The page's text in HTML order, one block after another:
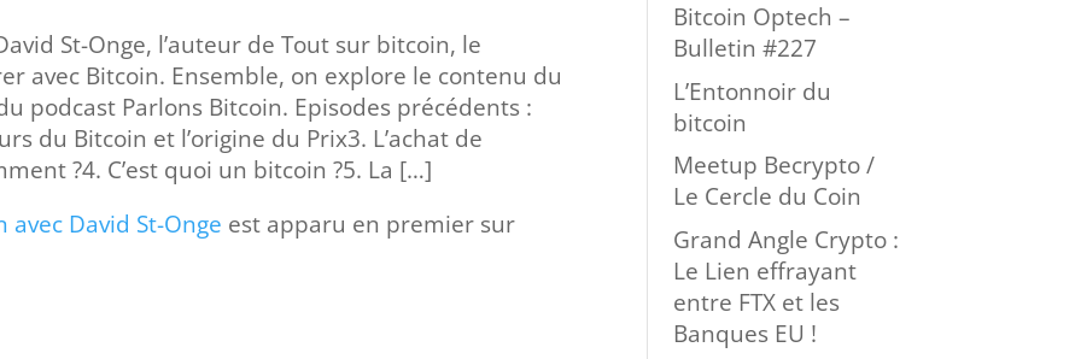
St-Onge, l’auteur de Tout sur bitcoin, le
avec Bitcoin. Ensemble, on explore le contenu du
podcast Parlons Bitcoin. Episodes précédents :
du Bitcoin et l’origine du Prix3. L’achat de
?4. C’est quoi un bitcoin ?5. La […]
David St-Onge est apparu en premier sur
Bitcoin Optech –
Bulletin #227
L’Entonnoir du
bitcoin
Meetup Becrypto /
Le Cercle du Coin
Grand Angle Crypto :
Le Lien effrayant
entre FTX et les
Banques EU !